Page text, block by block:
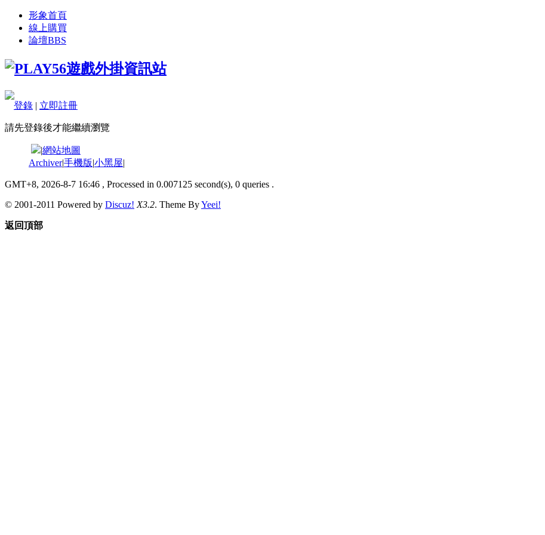
形象首頁
線上購買
論壇BBS
登錄 | 立即註冊
請先登錄後才能繼續瀏覽
|網站地圖
Archiver|手機版|小黑屋|
GMT+8, 2026-8-7 16:46 , Processed in 0.007125 second(s), 0 queries .
© 2001-2011 Powered by Discuz! X3.2. Theme ByYeei!
返回頂部